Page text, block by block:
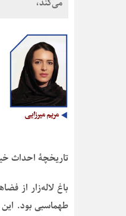
می‌کند،
تاریخچۀ احداث
باغ لاله‌زار از